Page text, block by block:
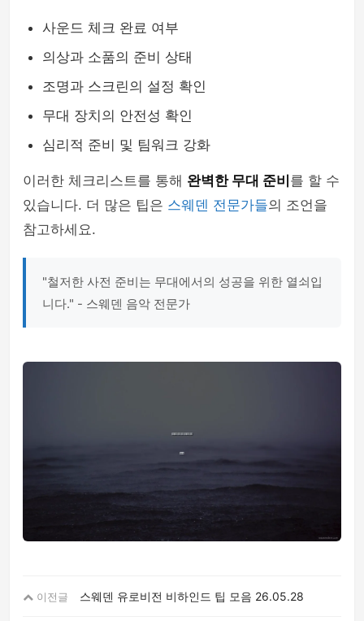
사운드 체크 완료 여부
의상과 소품의 준비 상태
조명과 스크린의 설정 확인
무대 장치의 안전성 확인
심리적 준비 및 팀워크 강화
이러한 체크리스트를 통해 완벽한 무대 준비 를 할 수
있습니다. 더 많은 팁은 스웨덴 전문가들의 조언을
참고하세요.
"철저한 사전 준비는 무대에서의 성공을 위한 열쇠입
니다." - 스웨덴 음악 전문가
이전글 스웨덴 유로비전 비하인드 팁 모음 26.05.28